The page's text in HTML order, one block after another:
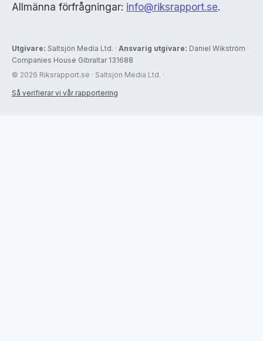
Allmänna förfrågningar: info@riksrapport.se.
Utgivare: Saltsjön Media Ltd. · Ansvarig utgivare: Daniel Wikström ·
Companies House Gibraltar 131688
© 2026 Riksrapport.se · Saltsjön Media Ltd. ·
Så verifierar vi vår rapportering